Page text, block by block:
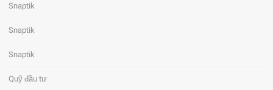
Snaptik
Snaptik
Snaptik
Quỹ đầu tư